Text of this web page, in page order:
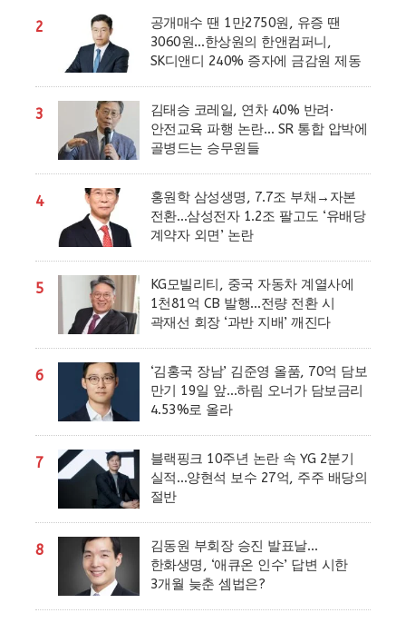
2
공개매수 땐 1만2750원, 유증 땐
3060원…한상원의 한앤컴퍼니,
SK디앤디 240% 증자에 금감원 제동
3
김태승 코레일, 연차 40% 반려·
안전교육 파행 논란… SR 통합 압박에
골병드는 승무원들
4
홍원학 삼성생명, 7.7조 부채→자본
전환…삼성전자 1.2조 팔고도 ‘유배당
계약자 외면’ 논란
5
KG모빌리티, 중국 자동차 계열사에
1천81억 CB 발행…전량 전환 시
곽재선 회장 ‘과반 지배’ 깨진다
6
‘김홍국 장남’ 김준영 올품, 70억 담보
만기 19일 앞…하림 오너가 담보금리
4.53%로 올라
7
블랙핑크 10주년 논란 속 YG 2분기
실적…양현석 보수 27억, 주주 배당의
절반
8
김동원 부회장 승진 발표날…
한화생명, ‘애큐온 인수’ 답변 시한
3개월 늦춘 셈법은?